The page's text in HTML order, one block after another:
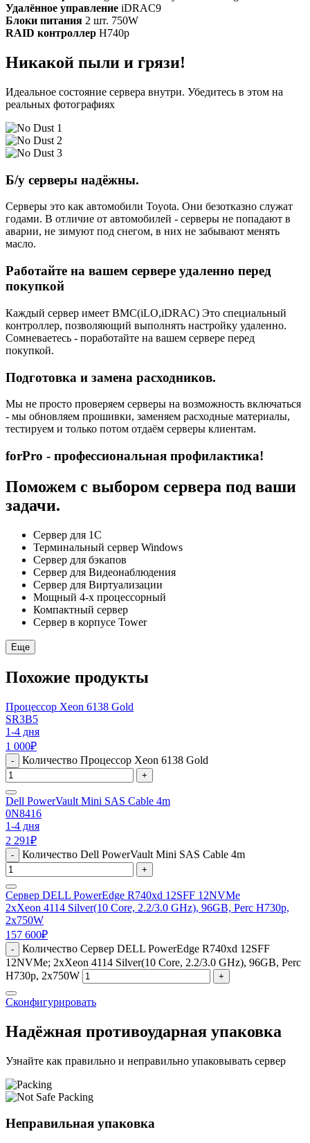
Удалённое управление iDRAC9
Блоки питания 2 шт. 750W
RAID контроллер H740p
Никакой пыли и грязи!
Идеальное состояние сервера внутри. Убедитесь в этом на
реальных фотографиях
Б/у серверы надёжны.
Серверы это как автомобили Toyota. Они безотказно служат
годами. В отличие от автомобилей - серверы не попадают в
аварии, не зимуют под снегом, в них не забывают менять
масло.
Работайте на вашем сервере удаленно перед
покупкой
Каждый сервер имеет BMC(iLO,iDRAC) Это специальный
контроллер, позволяющий выполнять настройку удаленно.
Сомневаетесь - поработайте на вашем сервере перед
покупкой.
Подготовка и замена расходников.
Мы не просто проверяем серверы на возможность включаться
- мы обновляем прошивки, заменяем расходные материалы,
тестируем и только потом отдаём серверы клиентам.
forPro - профессиональная профилактика!
Поможем с выбором сервера под ваши
задачи.
Сервер для 1С
Терминальный сервер Windows
Сервер для бэкапов
Сервер для Видеонаблюдения
Сервер для Виртуализации
Мощный 4-х процессорный
Компактный сервер
Сервер в корпусе Tower
Еще
Похожие продукты
Процессор Xeon 6138 Gold
SR3B5
1-4 дня
1 000₽
- Количество Процессор Xeon 6138 Gold
+
Dell PowerVault Mini SAS Cable 4m
0N8416
1-4 дня
2 291₽
- Количество Dell PowerVault Mini SAS Cable 4m
+
Сервер DELL PowerEdge R740xd 12SFF 12NVMe
2xXeon 4114 Silver(10 Core, 2.2/3.0 GHz), 96GB, Perc H730p,
2x750W
157 600₽
-
Количество Сервер DELL PowerEdge R740xd 12SFF
12NVMe; 2xXeon 4114 Silver(10 Core, 2.2/3.0 GHz), 96GB, Perc
H730p, 2x750W
+
Сконфигурировать
Надёжная противоударная упаковка
Узнайте как правильно и неправильно упаковывать сервер
Неправильная упаковка